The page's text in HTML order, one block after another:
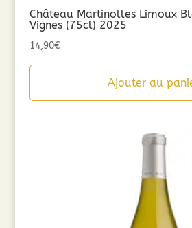
Château Martinolles Limoux
Vignes (75cl) 2025
14,90€
Ajouter au